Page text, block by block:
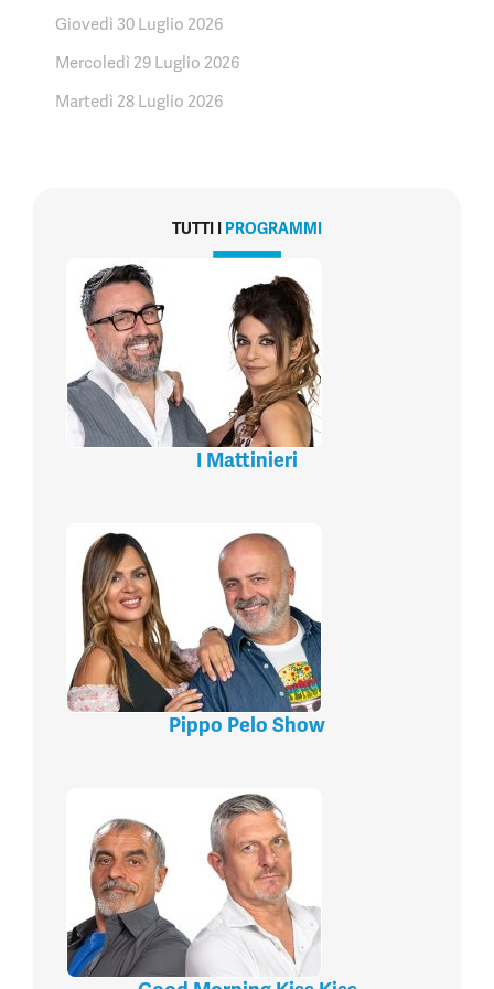
Giovedì 30 Luglio 2026
Mercoledì 29 Luglio 2026
Martedì 28 Luglio 2026
TUTTI I PROGRAMMI
I Mattinieri
Pippo Pelo Show